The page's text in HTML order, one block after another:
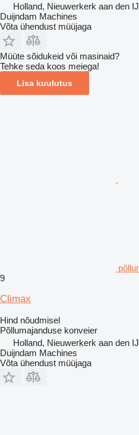
Holland, Nieuwerkerk aan den
Duijndam Machines
Võta ühendust müüjaga
Müüte sõidukeid või masinaid?
Tehke seda koos meiega!
Lisa kuulutus
9
Climax
Hind nõudmisel
Põllumajanduse konveier
Holland, Nieuwerkerk aan den
Duijndam Machines
Võta ühendust müüjaga